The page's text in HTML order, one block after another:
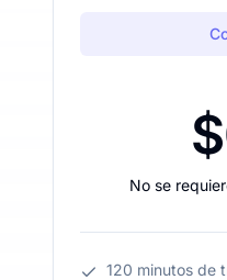
No se
120 minutos de